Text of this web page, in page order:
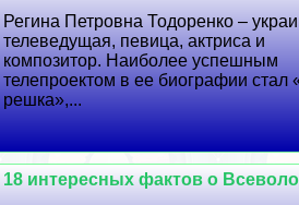
Регина Петровна Тодоренко –
телеведущая, певица, актриса и
композитор. Наиболее успешным
телепроектом в ее биографии стал
решка»,...
18 интересных фактов о